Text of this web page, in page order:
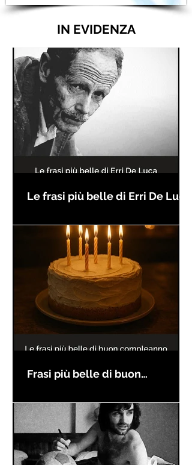
IN EVIDENZA
Le frasi più belle di Erri De Luca
Frasi più belle di buon